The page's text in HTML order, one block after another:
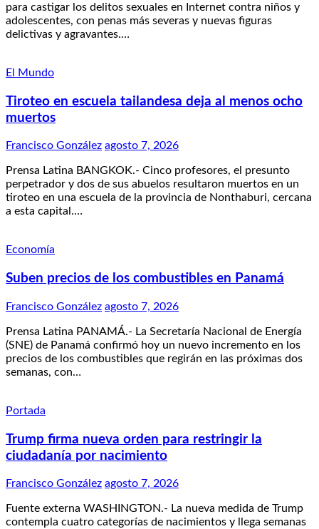
para castigar los delitos sexuales en Internet contra niños y
adolescentes, con penas más severas y nuevas figuras
delictivas y agravantes.…
El Mundo
Tiroteo en escuela tailandesa deja al menos ocho
muertos
Francisco González agosto 7, 2026
Prensa Latina BANGKOK.- Cinco profesores, el presunto
perpetrador y dos de sus abuelos resultaron muertos en un
tiroteo en una escuela de la provincia de Nonthaburi, cercana
a esta capital.…
Economía
Suben precios de los combustibles en Panamá
Francisco González agosto 7, 2026
Prensa Latina PANAMÁ.- La Secretaría Nacional de Energía
(SNE) de Panamá confirmó hoy un nuevo incremento en los
precios de los combustibles que regirán en las próximas dos
semanas, con…
Portada
Trump firma nueva orden para restringir la
ciudadanía por nacimiento
Francisco González agosto 7, 2026
Fuente externa WASHINGTON.- La nueva medida de Trump
contempla cuatro categorías de nacimientos y llega semanas